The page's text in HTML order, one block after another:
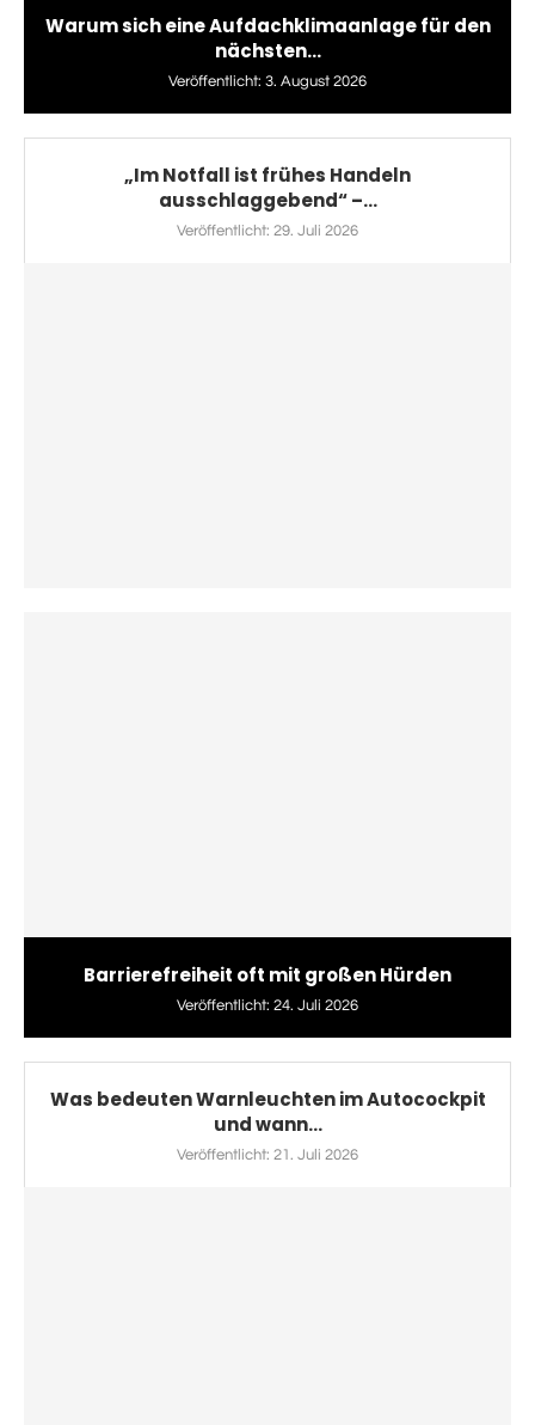
Warum sich eine Aufdachklimaanlage für den
nächsten...
Veröffentlicht: 3. August 2026
„Im Notfall ist frühes Handeln
ausschlaggebend“ –...
Veröffentlicht: 29. Juli 2026
Barrierefreiheit oft mit großen Hürden
Veröffentlicht: 24. Juli 2026
Was bedeuten Warnleuchten im Autocockpit
und wann...
Veröffentlicht: 21. Juli 2026